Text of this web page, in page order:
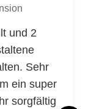
und 2
Sehr
ein super
sorgfältig